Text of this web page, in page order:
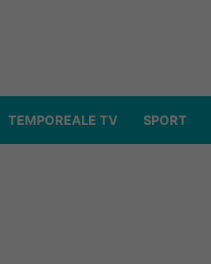
TEMPOREALE TV SPORT